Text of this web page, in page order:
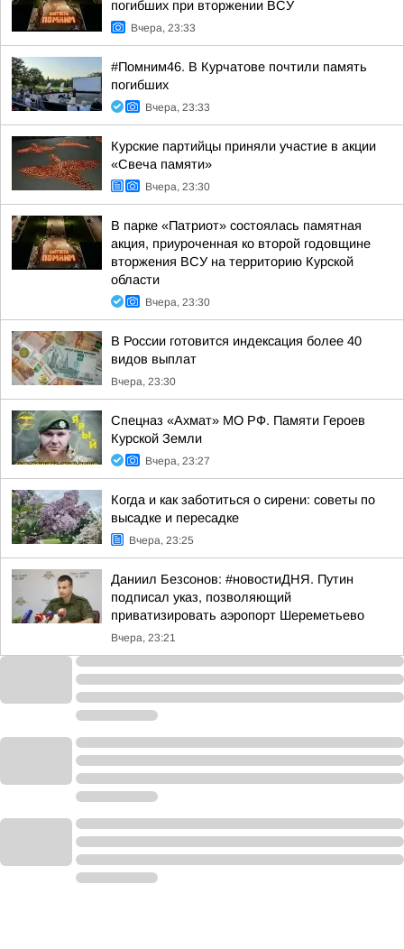
погибших при вторжении ВСУ
Вчера, 23:33
#Помним46. В Курчатове почтили память
погибших
Вчера, 23:33
Курские партийцы приняли участие в акции
«Свеча памяти»
Вчера, 23:30
В парке «Патриот» состоялась памятная
акция, приуроченная ко второй годовщине
вторжения ВСУ на территорию Курской
области
Вчера, 23:30
В России готовится индексация более 40
видов выплат
Вчера, 23:30
Спецназ «Ахмат» МО РФ. Памяти Героев
Курской Земли
Вчера, 23:27
Когда и как заботиться о сирени: советы по
высадке и пересадке
Вчера, 23:25
Даниил Безсонов: #новостиДНЯ. Путин
подписал указ, позволяющий
приватизировать аэропорт Шереметьево
Вчера, 23:21